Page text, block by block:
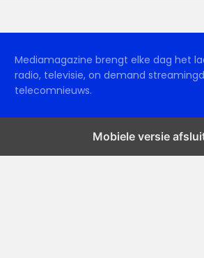
Mediamagazine brengt elke dag het
radio, televisie, on demand
telecomnieuws.
Mobiele versie